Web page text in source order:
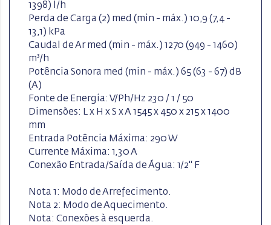
1398) l/h
Perda de Carga (2) med (min - máx.) 10,9 (7,4 -
13,1) kPa
Caudal de Ar med (min - máx.) 1270 (949 - 1460)
m³/h
Potência Sonora med (min - máx.) 65 (63 - 67) dB
(A)
Fonte de Energia: V/Ph/Hz 230 / 1 / 50
Dimensões: L x H x S x A 1545 x 450 x 215 x 1400
mm
Entrada Potência Máxima: 290 W
Currente Máxima: 1,30 A
Conexão Entrada/Saída de Água: 1/2" F
Nota 1: Modo de Arrefecimento.
Nota 2: Modo de Aquecimento.
Nota: Conexões à esquerda.